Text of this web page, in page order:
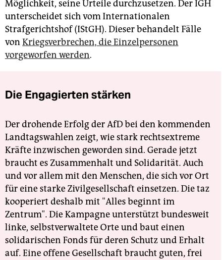
Möglichkeit, seine Urteile durchzusetzen. Der IGH
unterscheidet sich vom Internationalen
Strafgerichtshof (IStGH). Dieser behandelt Fälle
von Kriegsverbrechen, die Einzelpersonen
vorgeworfen werden.
Die Engagierten stärken
Der drohende Erfolg der AfD bei den kommenden
Landtagswahlen zeigt, wie stark rechtsextreme
Kräfte inzwischen geworden sind. Gerade jetzt
braucht es Zusammenhalt und Solidarität. Auch
und vor allem mit den Menschen, die sich vor Ort
für eine starke Zivilgesellschaft einsetzen. Die taz
kooperiert deshalb mit "Alles beginnt im
Zentrum". Die Kampagne unterstützt bundesweit
linke, selbstverwaltete Orte und baut einen
solidarischen Fonds für deren Schutz und Erhalt
auf. Eine offene Gesellschaft braucht guten, frei